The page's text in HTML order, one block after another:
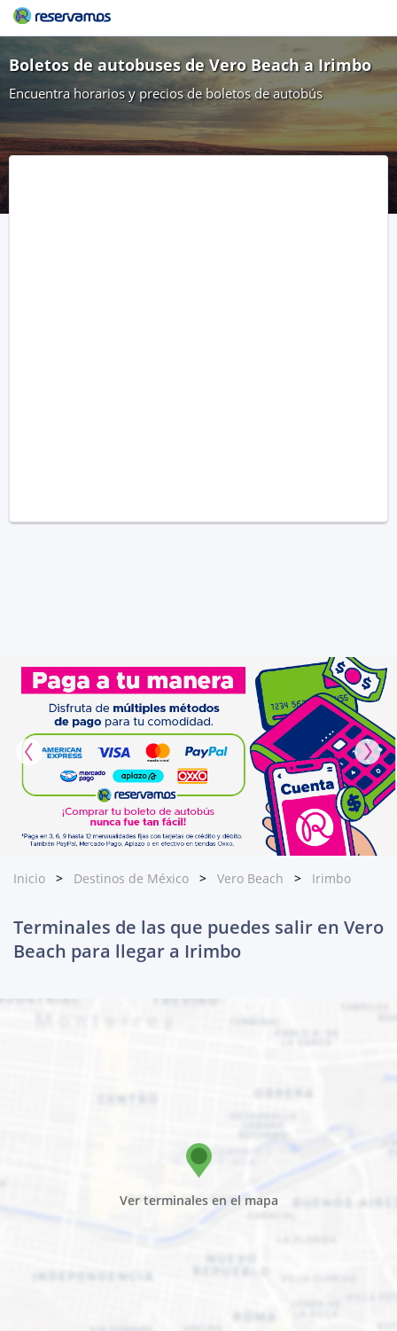
Boletos de autobuses de Vero Beach a Irimbo
Encuentra horarios y precios de boletos de autobús
Inicio Destinos de México Vero Beach Irimbo
Terminales de las que puedes salir en Vero
Beach para llegar a Irimbo
Ver terminales en el mapa